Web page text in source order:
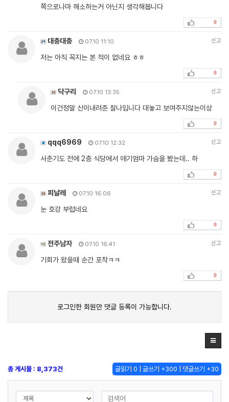
쪽으로나마 해소하는거 아닌지 생각해봅니다
0
대충대충 07.10 11:10 신고
저는 아직 꼭지는 본 적이 없네요 ㅎㅎ
0
닥구리 07.10 13:35 신고
이건정말 신이내려준 찰나입니다 대놓고 보여주지않는이상
0
qqq6969 07.10 12:32 신고
사춘기도 전에 2층 식당에서 애기엄마 가슴을 봤는데.. 하
0
피날레 07.10 16:06 신고
눈 호강 부럽네요
0
전주남자 07.10 16:41 신고
기회가 왔을때 순간 포착ㅋㅋ
0
로그인한 회원만 댓글 등록이 가능합니다.
글읽기 0 | 글쓰기 +300 | 댓글쓰기 +30
총 게시물 : 8,373건